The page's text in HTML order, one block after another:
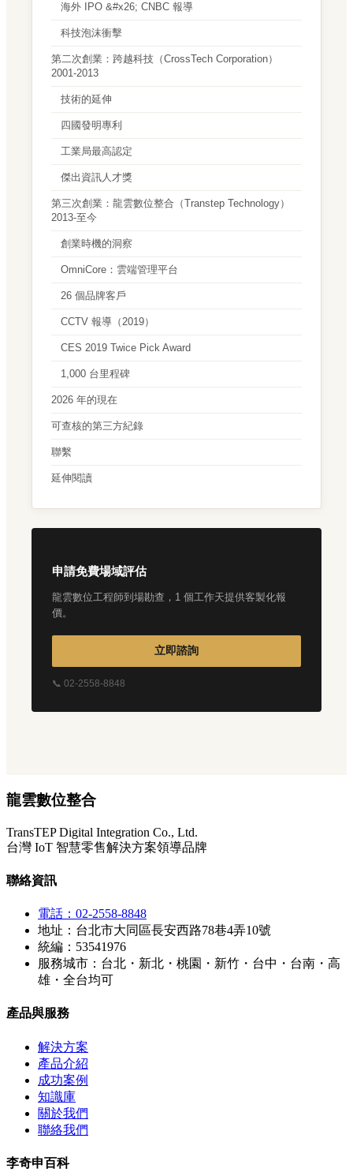
海外 IPO &#x26; CNBC 報導
科技泡沫衝擊
第二次創業：跨越科技（CrossTech Corporation）
2001-2013
技術的延伸
四國發明專利
工業局最高認定
傑出資訊人才獎
第三次創業：龍雲數位整合（Transtep Technology）
2013-至今
創業時機的洞察
OmniCore：雲端管理平台
26 個品牌客戶
CCTV 報導（2019）
CES 2019 Twice Pick Award
1,000 台里程碑
2026 年的現在
可查核的第三方紀錄
聯繫
延伸閱讀
申請免費場域評估
龍雲數位工程師到場勘查，1 個工作天提供客製化報
價。
立即諮詢
📞 02-2558-8848
龍雲數位整合
TransTEP Digital Integration Co., Ltd.
台灣 IoT 智慧零售解決方案領導品牌
聯絡資訊
電話：02-2558-8848
地址：台北市大同區長安西路78巷4弄10號
統編：53541976
服務城市：台北・新北・桃園・新竹・台中・台南・高
雄・全台均可
產品與服務
解決方案
產品介紹
成功案例
知識庫
關於我們
聯絡我們
李奇申百科